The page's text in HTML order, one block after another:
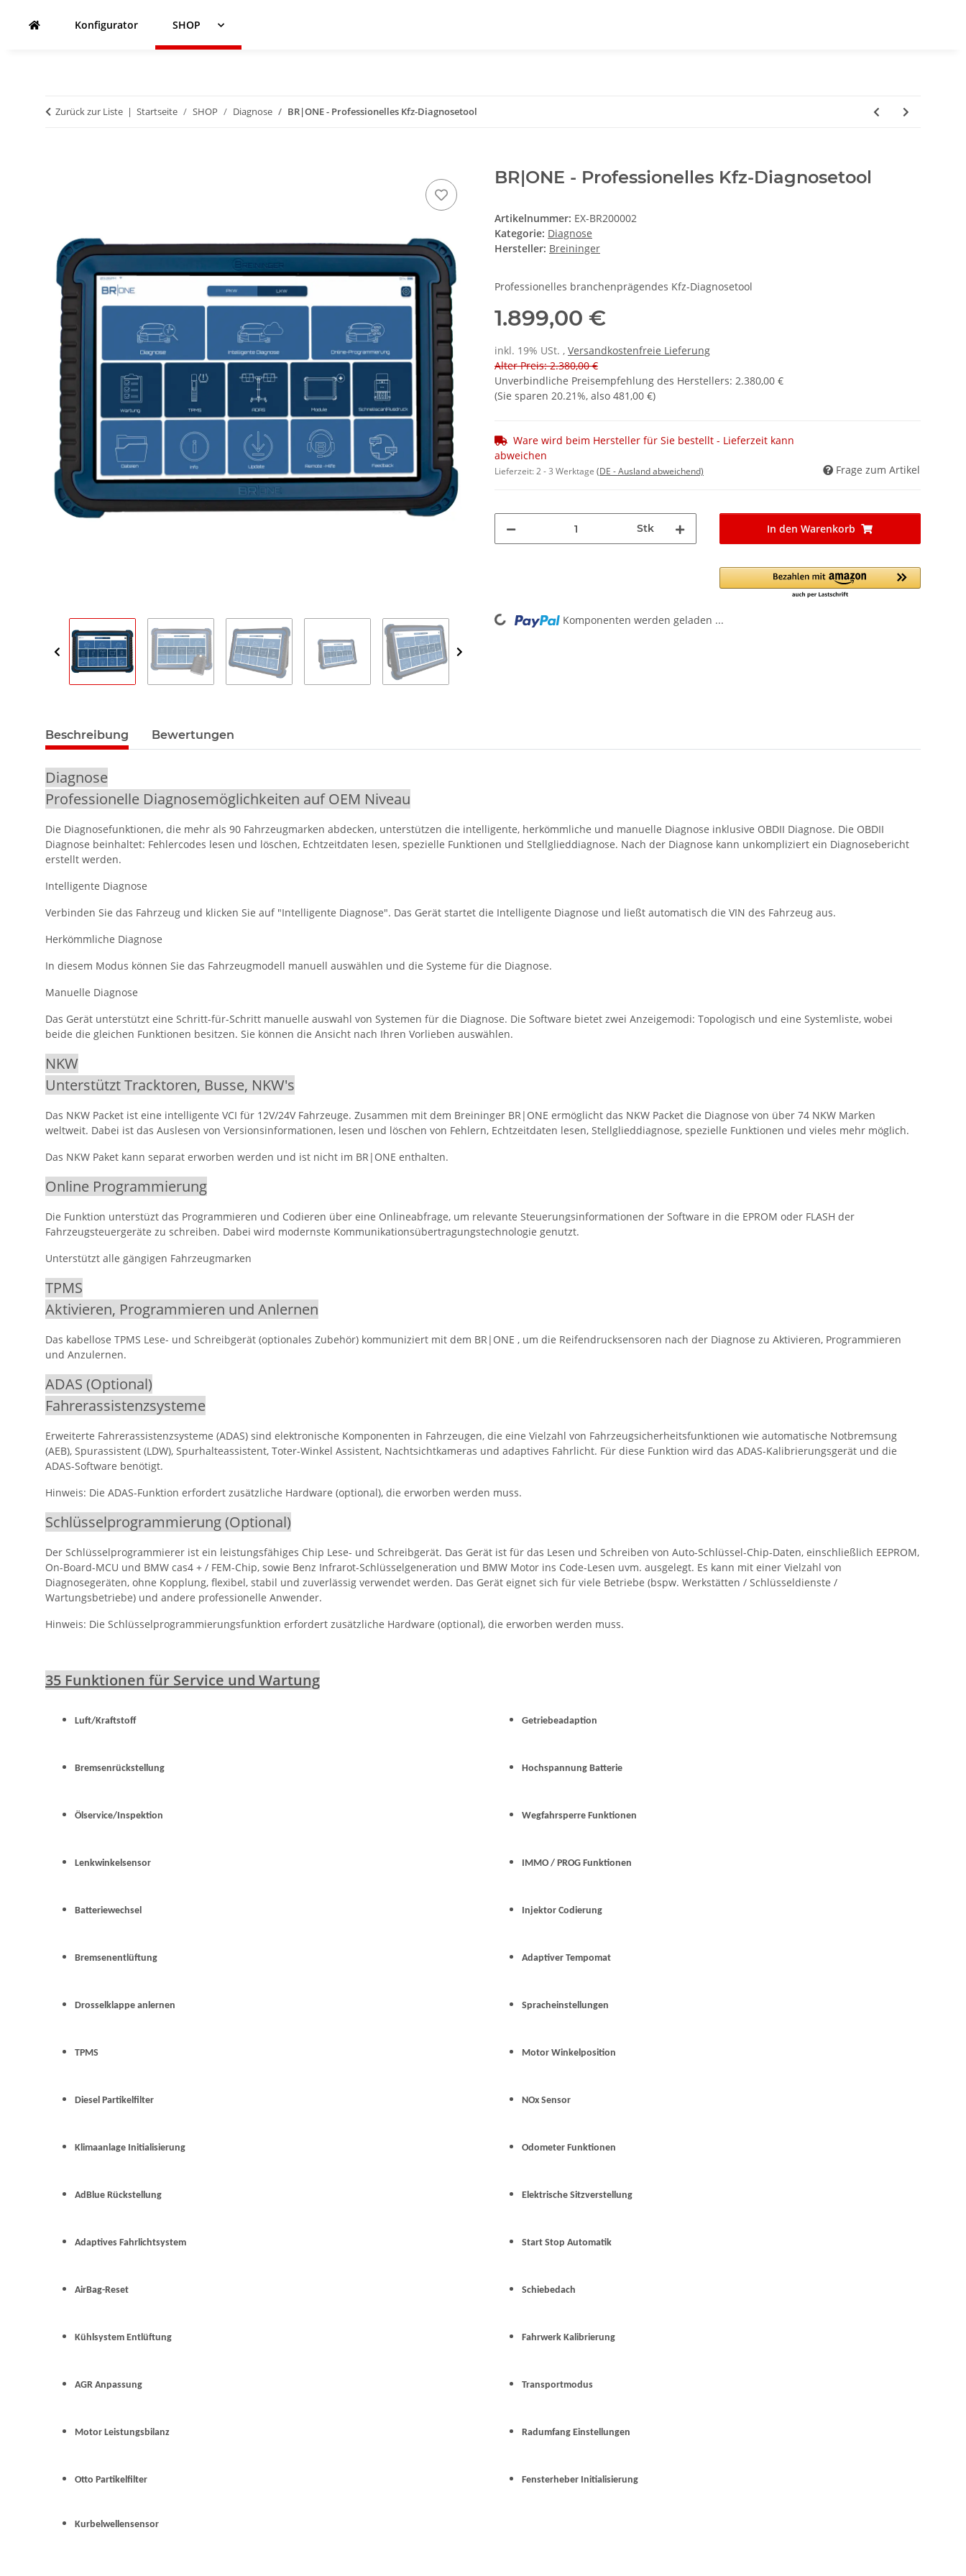
Konfigurator SHOP
Zurück zur Liste Startseite SHOP Diagnose BR|ONE - Professionelles Kfz-Diagnosetool
BR|ONE - Professionelles Kfz-Diagnosetool
Artikelnummer: EX-BR200002
Kategorie: Diagnose
Hersteller: Breininger
Professionelles branchenprägendes Kfz-Diagnosetool
1.899,00 €
inkl. 19% USt. , Versandkostenfreie Lieferung
Alter Preis: 2.380,00 €
Unverbindliche Preisempfehlung des Herstellers: 2.380,00 €
(Sie sparen 20.21%, also 481,00 €)
Ware wird beim Hersteller für Sie bestellt - Lieferzeit kann
abweichen
Lieferzeit:2 - 3 Werktage (DE - Ausland abweichend) Frage zum Artikel
Stk In den Warenkorb
Loading... Komponenten werden geladen ...
Beschreibung Bewertungen
Diagnose
Professionelle Diagnosemöglichkeiten auf OEM Niveau
Die Diagnosefunktionen, die mehr als 90 Fahrzeugmarken abdecken, unterstützen die intelligente, herkömmliche und manuelle Diagnose inklusive OBDII Diagnose. Die OBDII
Diagnose beinhaltet: Fehlercodes lesen und löschen, Echtzeitdaten lesen, spezielle Funktionen und Stellglieddiagnose. Nach der Diagnose kann unkompliziert ein Diagnosebericht
erstellt werden.
Intelligente Diagnose
Verbinden Sie das Fahrzeug und klicken Sie auf "Intelligente Diagnose". Das Gerät startet die Intelligente Diagnose und ließt automatisch die VIN des Fahrzeug aus.
Herkömmliche Diagnose
In diesem Modus können Sie das Fahrzeugmodell manuell auswählen und die Systeme für die Diagnose.
Manuelle Diagnose
Das Gerät unterstützt eine Schritt-für-Schritt manuelle auswahl von Systemen für die Diagnose. Die Software bietet zwei Anzeigemodi: Topologisch und eine Systemliste, wobei
beide die gleichen Funktionen besitzen. Sie können die Ansicht nach Ihren Vorlieben auswählen.
NKW
Unterstützt Tracktoren, Busse, NKW's
Das NKW Packet ist eine intelligente VCI für 12V/24V Fahrzeuge. Zusammen mit dem Breininger BR|ONE ermöglicht das NKW Packet die Diagnose von über 74 NKW Marken
weltweit. Dabei ist das Auslesen von Versionsinformationen, lesen und löschen von Fehlern, Echtzeitdaten lesen, Stellglieddiagnose, spezielle Funktionen und vieles mehr möglich.
Das NKW Paket kann separat erworben werden und ist nicht im BR|ONE enthalten.
Online Programmierung
Die Funktion unterstüzt das Programmieren und Codieren über eine Onlineabfrage, um relevante Steuerungsinformationen der Software in die EPROM oder FLASH der
Fahrzeugsteuergeräte zu schreiben. Dabei wird modernste Kommunikationsübertragungstechnologie genutzt.
Unterstützt alle gängigen Fahrzeugmarken
TPMS
Aktivieren, Programmieren und Anlernen
Das kabellose TPMS Lese- und Schreibgerät (optionales Zubehör) kommuniziert mit dem BR|ONE , um die Reifendrucksensoren nach der Diagnose zu Aktivieren, Programmieren
und Anzulernen.
ADAS (Optional)
Fahrerassistenzsysteme
Erweiterte Fahrerassistenzsysteme (ADAS) sind elektronische Komponenten in Fahrzeugen, die eine Vielzahl von Fahrzeugsicherheitsfunktionen wie automatische Notbremsung
(AEB), Spurassistent (LDW), Spurhalteassistent, Toter-Winkel Assistent, Nachtsichtkameras und adaptives Fahrlicht. Für diese Funktion wird das ADAS-Kalibrierungsgerät und die
ADAS-Software benötigt.
Hinweis: Die ADAS-Funktion erfordert zusätzliche Hardware (optional), die erworben werden muss.
Schlüsselprogrammierung (Optional)
Der Schlüsselprogrammierer ist ein leistungsfähiges Chip Lese- und Schreibgerät. Das Gerät ist für das Lesen und Schreiben von Auto-Schlüssel-Chip-Daten, einschließlich EEPROM,
On-Board-MCU und BMW cas4 + / FEM-Chip, sowie Benz Infrarot-Schlüsselgeneration und BMW Motor ins Code-Lesen uvm. ausgelegt. Es kann mit einer Vielzahl von
Diagnosegeräten, ohne Kopplung, flexibel, stabil und zuverlässig verwendet werden. Das Gerät eignet sich für viele Betriebe (bspw. Werkstätten / Schlüsseldienste /
Wartungsbetriebe) und andere professionelle Anwender.
Hinweis: Die Schlüsselprogrammierungsfunktion erfordert zusätzliche Hardware (optional), die erworben werden muss.
35 Funktionen für Service und Wartung
Luft/Kraftstoff Getriebeadaption
Bremsenrückstellung Hochspannung Batterie
Ölservice/Inspektion Wegfahrsperre Funktionen
Lenkwinkelsensor IMMO / PROG Funktionen
Batteriewechsel Injektor Codierung
Bremsenentlüftung Adaptiver Tempomat
Drosselklappe anlernen Spracheinstellungen
TPMS Motor Winkelposition
Diesel Partikelfilter NOx Sensor
Klimaanlage Initialisierung Odometer Funktionen
AdBlue Rückstellung Elektrische Sitzverstellung
Adaptives Fahrlichtsystem Start Stop Automatik
AirBag-Reset Schiebedach
Kühlsystem Entlüftung Fahrwerk Kalibrierung
AGR Anpassung Transportmodus
Motor Leistungsbilanz Radumfang Einstellungen
Otto Partikelfilter Fensterheber Initialisierung
Kurbelwellensensor